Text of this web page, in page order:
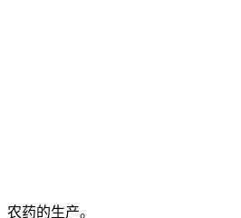
药的生产。